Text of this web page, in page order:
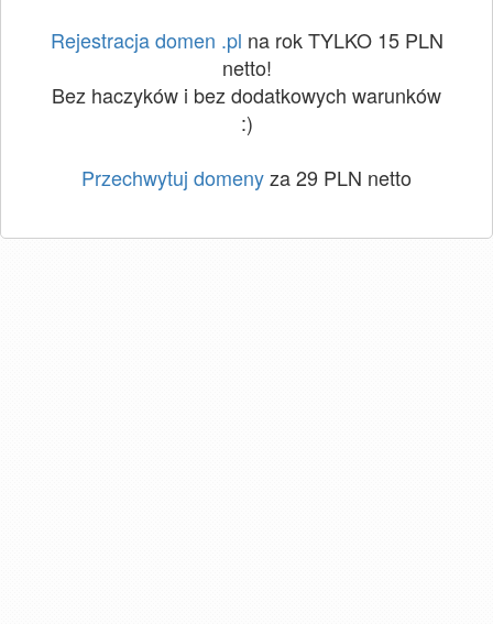
Rejestracja domen .pl na rok TYLKO 15 PLN
netto!
Bez haczyków i bez dodatkowych warunków
:)
Przechwytuj domenyza 29 PLN netto